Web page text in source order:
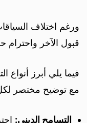
ورغم اختلاف
قبول الآخر واحترام
فيما يلي أبرز أنواع
مع توضيح مختصر
التسامح الديني: